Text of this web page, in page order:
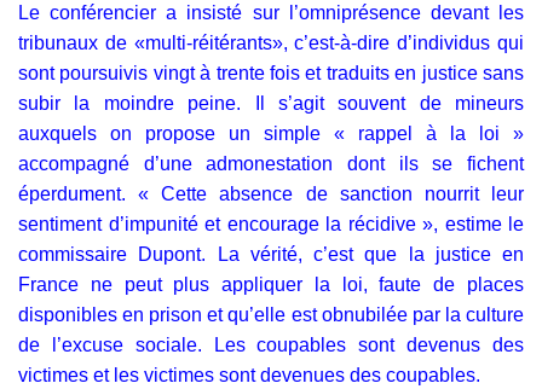
Le conférencier a insisté sur l’omniprésence devant les
tribunaux de «multi-réitérants», c’est-à-dire d’individus qui
sont poursuivis vingt à trente fois et traduits en justice sans
subir la moindre peine. Il s’agit souvent de mineurs
auxquels on propose un simple « rappel à la loi »
accompagné d’une admonestation dont ils se fichent
éperdument. « Cette absence de sanction nourrit leur
sentiment d’impunité et encourage la récidive », estime le
commissaire Dupont. La vérité, c’est que la justice en
France ne peut plus appliquer la loi, faute de places
disponibles en prison et qu’elle est obnubilée par la culture
de l’excuse sociale. Les coupables sont devenus des
victimes et les victimes sont devenues des coupables.